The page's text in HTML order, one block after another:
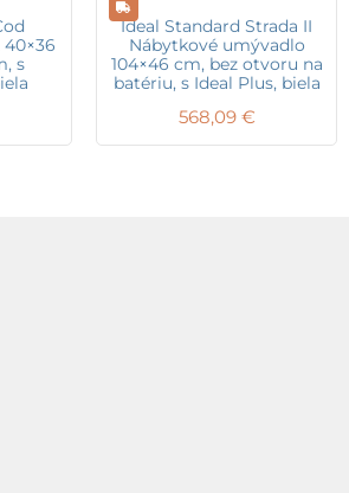
s
Ideal Standard Strada II
Nábytkové umývadlo
104×46 cm, bez otvoru na
batériu, s Ideal Plus, biela
568,09 €